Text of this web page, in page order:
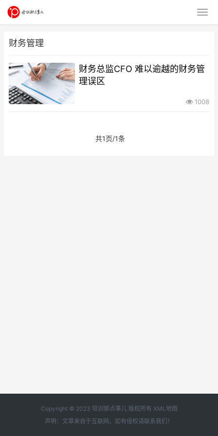
财务管理
财务总监CFO 难以逾越的财务管
理误区
1008
共1页/1条
Copyright © 2023 培训那点事儿 版权所有 XML地图
声明：文章来自于互联网，如有侵权请联系我们 ！